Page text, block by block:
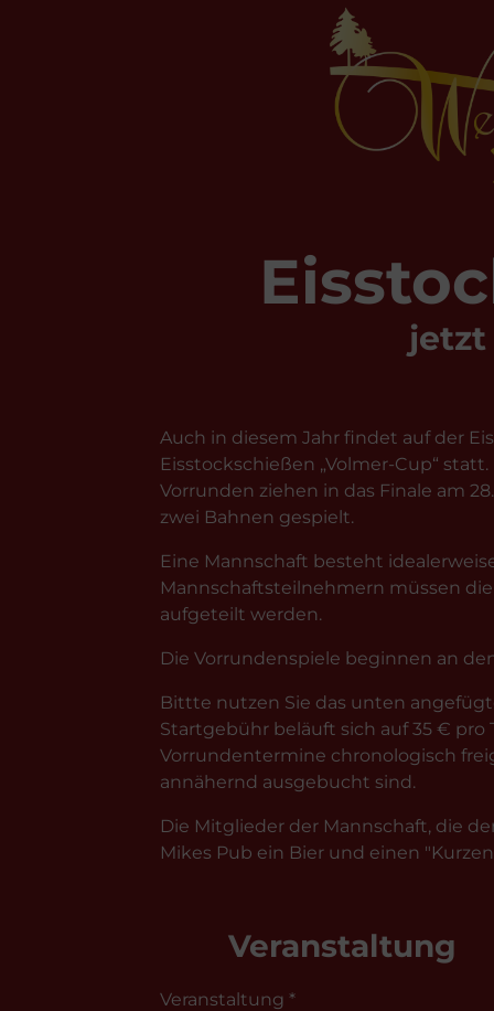
jetzt
Auch in diesem Jahr findet auf der
Eisstockschießen „Volmer-Cup“
Vorrunden ziehen in das Finale am
zwei Bahnen gespielt.
Eine Mannschaft besteht
Mannschaftsteilnehmern müssen
aufgeteilt werden.
Die Vorrundenspiele beginnen an
Bittte nutzen Sie das unten
Startgebühr beläuft sich auf 35 €
Vorrundentermine chronologisch
annähernd ausgebucht sind.
Die Mitglieder der Mannschaft, die
Mikes Pub ein Bier und einen
Veranstaltung
Veranstaltung *